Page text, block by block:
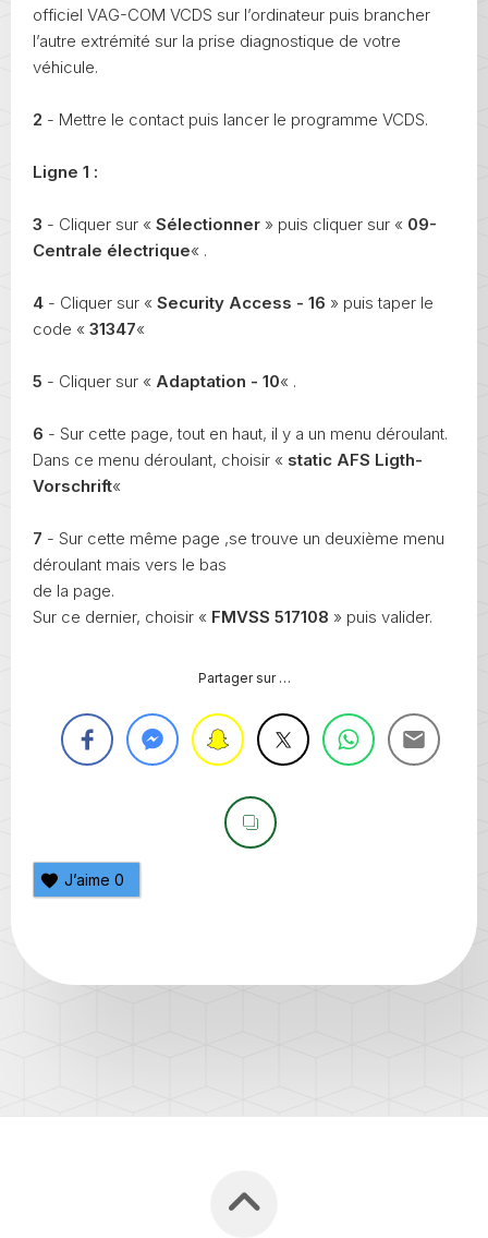
officiel VAG-COM VCDS sur l’ordinateur puis brancher
l’autre extrémité sur la prise diagnostique de votre
véhicule.
2 - Mettre le contact puis lancer le programme VCDS.
Ligne 1 :
3 - Cliquer sur « Sélectionner » puis cliquer sur « 09-
Centrale électrique« .
4 - Cliquer sur « Security Access - 16 » puis taper le
code « 31347«
5 - Cliquer sur « Adaptation - 10« .
6 - Sur cette page, tout en haut, il y a un menu déroulant.
Dans ce menu déroulant, choisir « static AFS Ligth-
Vorschrift«
7 - Sur cette même page ,se trouve un deuxième menu
déroulant mais vers le bas
de la page.
Sur ce dernier, choisir « FMVSS 517108 » puis valider.
Partager sur …
J’aime 0